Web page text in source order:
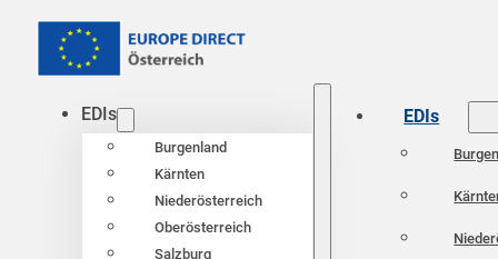
EDIs
Burgenland
Kärnten
Niederösterreich
Oberösterreich
Salzburg
EDIs